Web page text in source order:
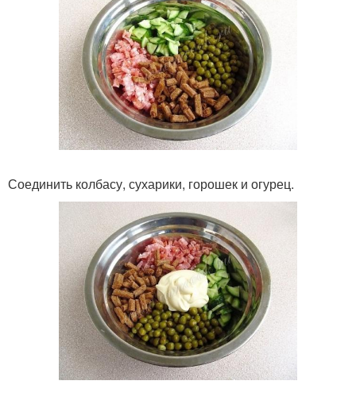
Соединить колбасу, сухарики, горошек и огурец.